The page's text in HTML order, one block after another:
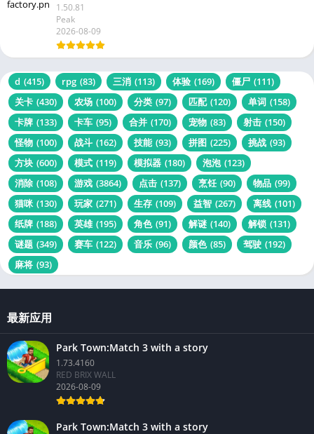
1.50.81
Peak
2026-08-09
d (415) rpg (83) 三消 (113) 体验 (169) 僵尸 (111)
关卡 (430) 农场 (100) 分类 (97) 匹配 (120) 单词 (158)
卡牌 (133) 卡车 (95) 合并 (170) 宠物 (83) 射击 (150)
怪物 (100) 战斗 (162) 技能 (93) 拼图 (225) 挑战 (93)
方块 (600) 模式 (119) 模拟器 (180) 泡泡 (123)
消除 (108) 游戏 (3864) 点击 (137) 烹饪 (90) 物品 (99)
猫咪 (130) 玩家 (271) 生存 (109) 益智 (267) 离线 (101)
纸牌 (188) 英雄 (195) 角色 (91) 解谜 (140) 解锁 (131)
谜题 (349) 赛车 (122) 音乐 (96) 颜色 (85) 驾驶 (192)
麻将 (93)
最新应用
Park Town:Match 3 with a story
1.73.4160
RED BRIX WALL
2026-08-09
Park Town:Match 3 with a story